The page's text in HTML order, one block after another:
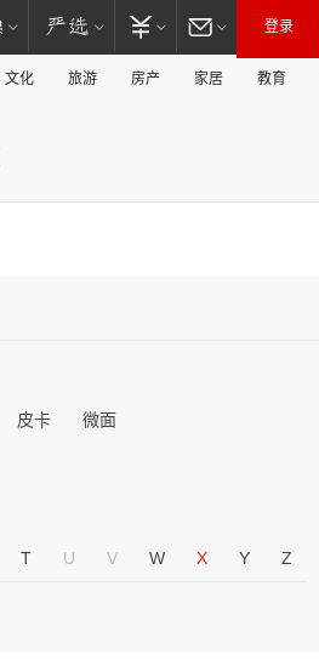
登录
文化 旅游 房产 家居 教育
皮卡 微面
T U V W X Y Z